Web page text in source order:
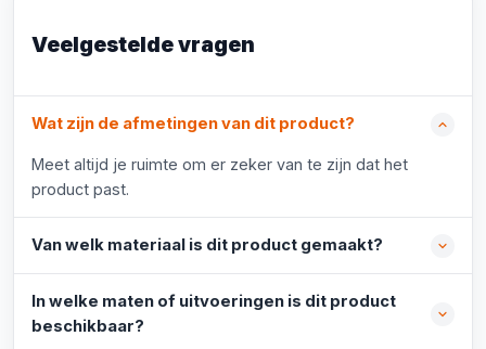
Veelgestelde vragen
Wat zijn de afmetingen van dit product?
Meet altijd je ruimte om er zeker van te zijn dat het
product past.
Van welk materiaal is dit product gemaakt?
In welke maten of uitvoeringen is dit product
beschikbaar?